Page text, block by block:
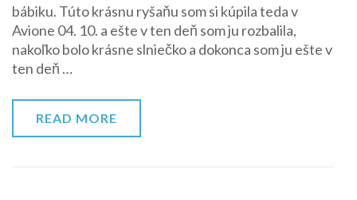
122
–
Pipi
bábiku. Túto krásnu ryšaňu som si kúpila teda v
Avione 04. 10. a ešte v ten deň som ju rozbalila,
nakoľko bolo krásne slniečko a dokonca som ju ešte v
ten deň …
READ MORE